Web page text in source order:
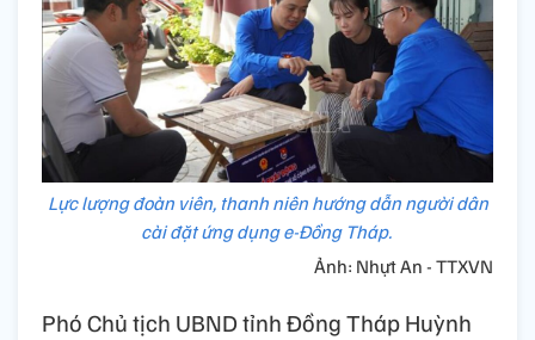
Lực lượng đoàn viên, thanh niên hướng dẫn người dân
cài đặt ứng dụng e-Đồng Tháp.
Ảnh: Nhựt An - TTXVN
Phó Chủ tịch UBND tỉnh Đồng Tháp Huỳnh